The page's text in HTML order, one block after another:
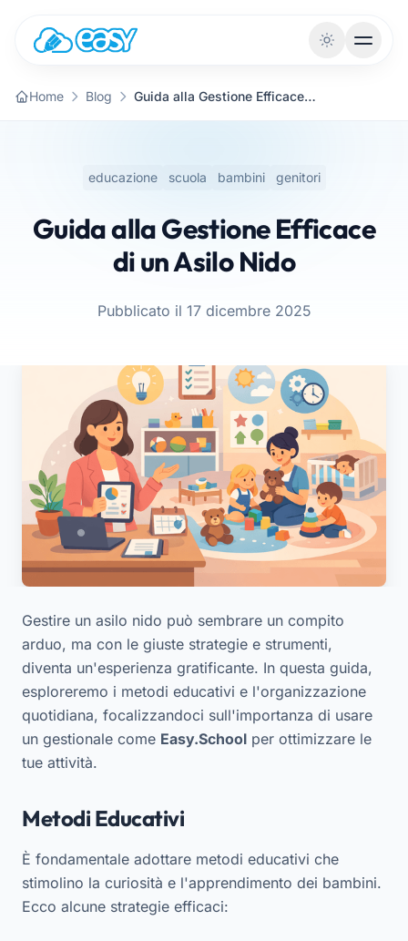
Home Blog Guida alla Gestione Efficace di un Asilo Nido
educazione scuola bambini genitori
Guida alla Gestione Efficace
di un Asilo Nido
Pubblicato il 17 dicembre 2025
Gestire un asilo nido può sembrare un compito
arduo, ma con le giuste strategie e strumenti,
diventa un'esperienza gratificante. In questa guida,
esploreremo i metodi educativi e l'organizzazione
quotidiana, focalizzandoci sull'importanza di usare
un gestionale come Easy.School per ottimizzare le
tue attività.
Metodi Educativi
È fondamentale adottare metodi educativi che
stimolino la curiosità e l'apprendimento dei bambini.
Ecco alcune strategie efficaci: